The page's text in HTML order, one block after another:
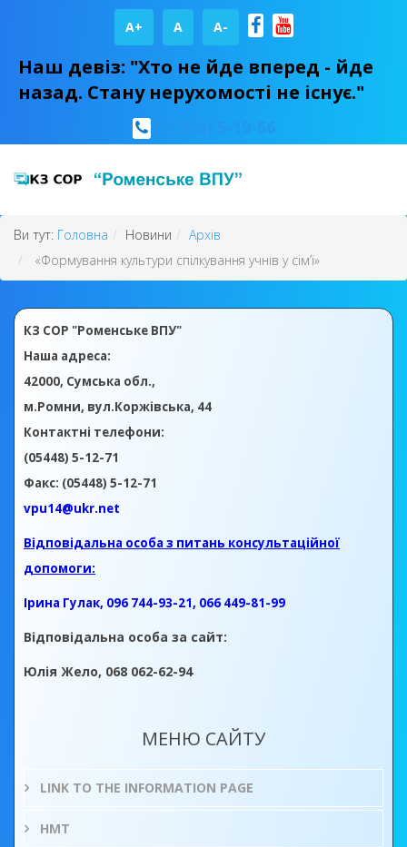
A+ А A-
Наш девіз: "Хто не йде вперед - йде
назад. Стану нерухомості не існує."
Ви тут: Головна Новини
Архів
«Формування культури спілкування учнів у сім’ї»
КЗ СОР "Роменське ВПУ"
Наша адреса:
42000, Сумська обл.,
м.Ромни, вул.Коржівська, 44
Контактні телефони:
(05448) 5-12-71
Факс: (05448) 5-12-71
vpu14@ukr.net
Відповідальна особа з питань консультаційної
допомоги:
Ірина Гулак, 096 744-93-21, 066 449-81-99
Відповідальна особа за сайт:
Юлія Жело, 068 062-62-94
МЕНЮ САЙТУ
LINK TO THE INFORMATION PAGE
НМТ